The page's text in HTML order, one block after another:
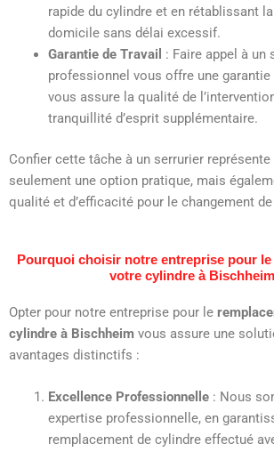
rapide du cylindre et en rétablissant
domicile sans délai excessif.
Garantie de Travail : Faire appel à un
professionnel vous offre une garantie
vous assure la qualité de
tranquillité d’esprit supplémentaire.
Confier cette tâche à un serrurier
seulement une option pratique, mais
qualité et d’efficacité pour le changement
Pourquoi choisir notre entreprise pour
votre cylindre à
Opter pour notre entreprise pour le
cylindre à Bischheim vous assure une
avantages distinctifs :
Excellence Professionnelle : Nous
expertise professionnelle, en
remplacement de cylindre effectué